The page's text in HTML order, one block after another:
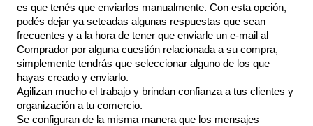
es que tenés que enviarlos manualmente. Con esta opción,
podés dejar ya seteadas algunas respuestas que sean
frecuentes y a la hora de tener que enviarle un e-mail al
Comprador por alguna cuestión relacionada a su compra,
simplemente tendrás que seleccionar alguno de los que
hayas creado y enviarlo.
Agilizan mucho el trabajo y brindan confianza a tus clientes y
organización a tu comercio.
Se configuran de la misma manera que los mensajes